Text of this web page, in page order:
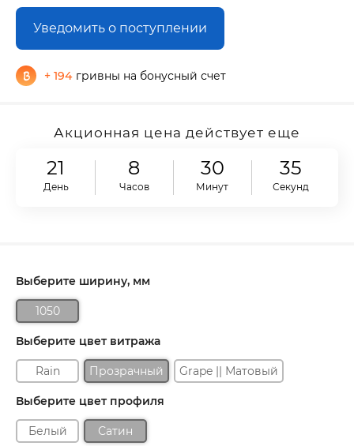
Уведомить о поступлении
+ 194 гривны на бонусный счет
Акционная цена действует еще
21
День
8
Часов
30
Минут
35
Секунд
Выберите ширину, мм
1050
Выберите цвет витража
Rain Прозрачный Grape || Матовый
Выберите цвет профиля
Белый Сатин